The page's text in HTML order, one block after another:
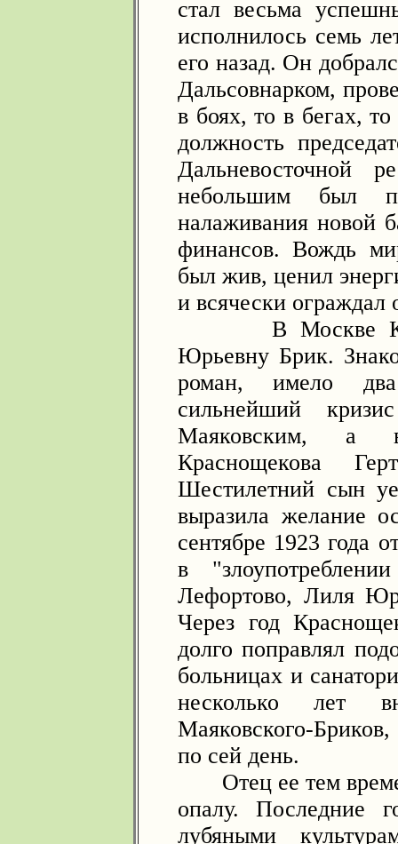
стал весьма
исполнилось семь
его назад. Он
Дальсовнарком,
в боях, то в бегах,
должность
Дальневосточной
небольшим был
налаживания новой
финансов. Вождь
был жив, ценил
и всячески ограждал
В Москве
Юрьевну Брик.
роман, имело два
сильнейший
Маяковским, а
Краснощекова
Шестилетний сын
выразила желание
сентябре 1923 года
в
Лефортово, Лиля
Через год
долго поправлял
больницах и
несколько лет
Маяковского-
по сей день.
Отец ее тем
опалу. Последние
лубяными